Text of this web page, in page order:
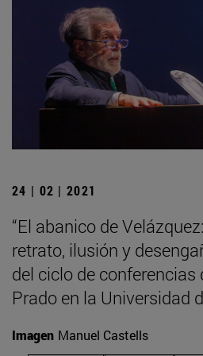
24 | 02 | 2021
“El abanico de
retrato, ilusión y
del ciclo de conferencias
Prado en la Universidad
Imagen Manuel Castells